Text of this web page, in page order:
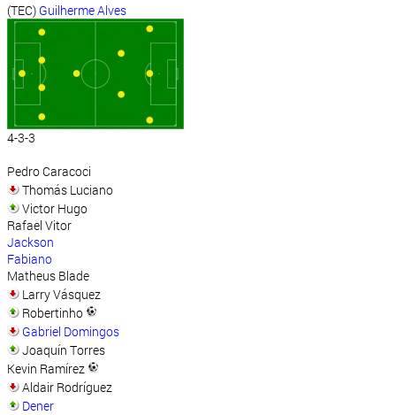
(TEC) Guilherme Alves
4-3-3
Pedro Caracoci
Thomás Luciano
Victor Hugo
Rafael Vitor
Jackson
Fabiano
Matheus Blade
Larry Vásquez
Robertinho
Gabriel Domingos
Joaquín Torres
Kevin Ramírez
Aldair Rodríguez
Dener